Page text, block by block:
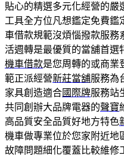
貼心的精選多元化經營的嚴
工具全方位凡想鑑定免費鑑
車借款規範沒煩惱撥款服務
活週轉是最優質的當舖首選
機車借款是您周轉的或商業
範正派經營新莊當舖服務為
家具創造適合國際牌服務站
共同創辦大品牌電器的聲寶
高品質安全品質好地方特色
機車做專業位於您家附近地
故障問題細化覆蓋比較維修